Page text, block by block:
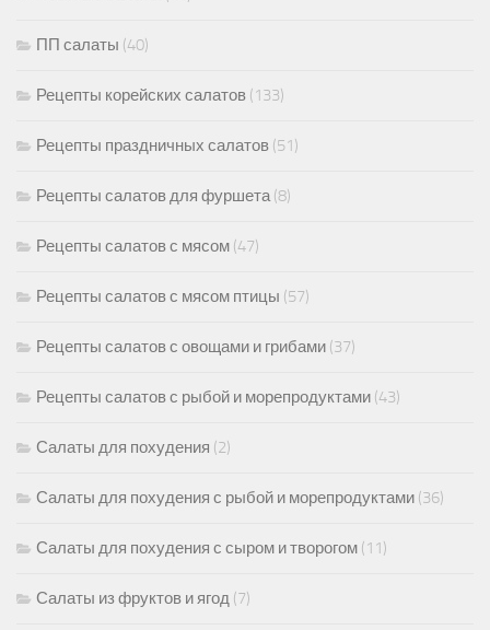
ПП салаты (40)
Рецепты корейских салатов (133)
Рецепты праздничных салатов (51)
Рецепты салатов для фуршета(8)
Рецепты салатов с мясом (47)
Рецепты салатов с мясом птицы (57)
Рецепты салатов с овощами и грибами (37)
Рецепты салатов с рыбой и морепродуктами (43)
Салаты для похудения (2)
Салаты для похудения с рыбой и морепродуктами (36)
Салаты для похудения с сыром и творогом (11)
Салаты из фруктов и ягод (7)